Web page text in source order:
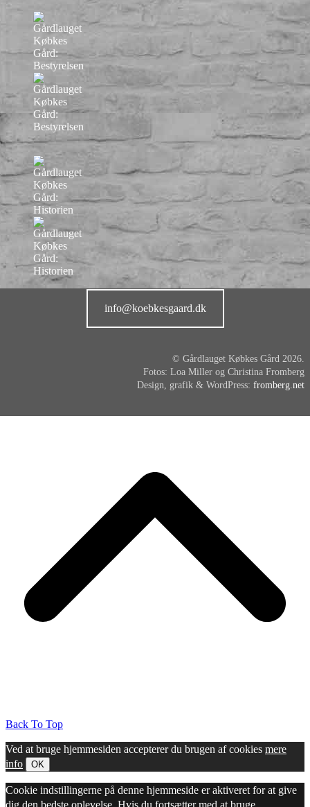
info@koebkesgaard.dk
© Gårdlauget Købkes Gård 2026.
Fotos: Loa Miller og Christina Fromberg
Design, grafik & WordPress: fromberg.net
Back To Top
Ved at bruge hjemmesiden accepterer du brugen af cookies mere
info
OK
Cookie indstillingerne på denne hjemmeside er aktiveret for at give